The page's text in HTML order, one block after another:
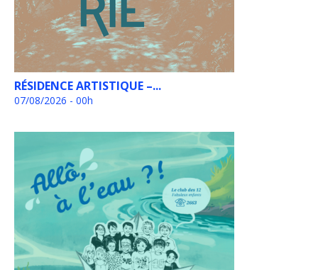
RÉSIDENCE ARTISTIQUE –...
07/08/2026 - 00h